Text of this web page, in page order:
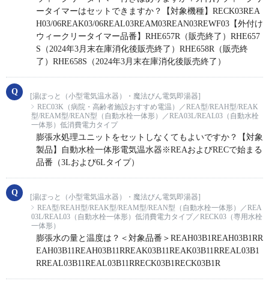
ータイマーはセットできますか？【対象機種】RECK03REA
H03/06REAK03/06REAL03REAM03REAN03REWF03【外付け
ウィークリータイマー品番】RHE657R（販売終了）RHE657
S（2024年3月末在庫消化後販売終了）RHE658R（販売終
了）RHE658S（2024年3月末在庫消化後販売終了）
[湯ぽっと（小型電気温水器）・魔法びん電気即湯器]
REC03K（病院・高齢者施設おすすめ電温）／REA型/REAH型/REAK
型/REAM型/REAN型（自動水栓一体形）／REA03L/REAL03（自動水栓
一体形）低消費電力タイプ
膨張水処理ユニットをセットしなくてもよいですか？【対象
製品】自動水栓一体形電気温水器※REAおよびRECで始まる
品番（3Lおよび6Lタイプ）
[湯ぽっと（小型電気温水器）・魔法びん電気即湯器]
REA型/REAH型/REAK型/REAM型/REAN型（自動水栓一体形）／REA
03L/REAL03（自動水栓一体形）低消費電力タイプ／RECK03（専用水栓
一体形）
膨張水の量と温度は？＜対象品番＞REAH03B1REAH03B1RR
EAH03B11REAH03B11RREAK03B11REAK03B11RREAL03B1
RREAL03B11REAL03B11RRECK03B1RECK03B1R